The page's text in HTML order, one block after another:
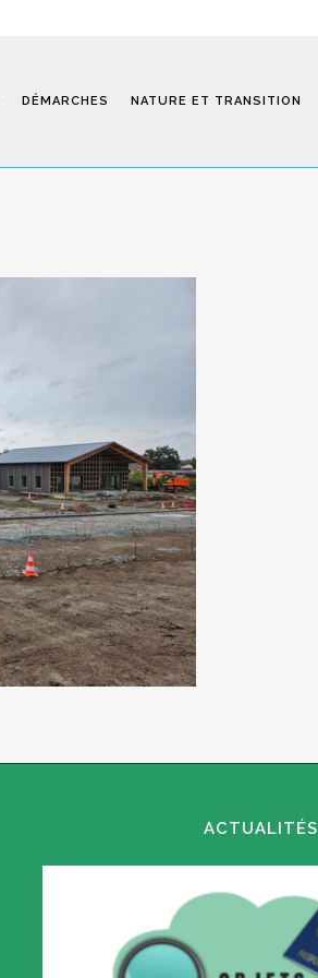
DÉMARCHES NATURE ET TRANSITION
ACTUALITÉS